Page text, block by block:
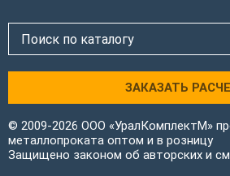
ЗАКАЗАТЬ
© 2009-2026 ООО «УралКомплектМ»
металлопроката оптом и в розницу
Защищено законом об авторских и